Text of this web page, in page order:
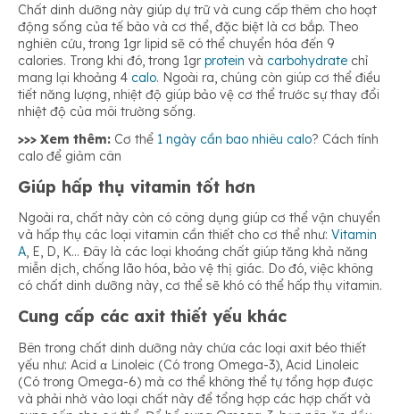
Chất dinh dưỡng này giúp dự trữ và cung cấp thêm cho hoạt
động sống của tế bào và cơ thể, đặc biệt là cơ bắp. Theo
nghiên cứu, trong 1gr lipid sẽ có thể chuyển hóa đến 9
calories. Trong khi đó, trong 1gr protein và carbohydrate chỉ
mang lại khoảng 4 calo. Ngoài ra, chúng còn giúp cơ thể điều
tiết năng lượng, nhiệt độ giúp bảo vệ cơ thể trước sự thay đổi
nhiệt độ của môi trường sống.
>>> Xem thêm: Cơ thể 1 ngày cần bao nhiêu calo? Cách tính
calo để giảm cân
Giúp hấp thụ vitamin tốt hơn
Ngoài ra, chất này còn có công dụng giúp cơ thể vận chuyển
và hấp thụ các loại vitamin cần thiết cho cơ thể như: Vitamin
A, E, D, K… Đây là các loại khoáng chất giúp tăng khả năng
miễn dịch, chống lão hóa, bảo vệ thị giác. Do đó, việc không
có chất dinh dưỡng này, cơ thể sẽ khó có thể hấp thụ vitamin.
Cung cấp các axit thiết yếu khác
Bên trong chất dinh dưỡng này chứa các loại axit béo thiết
yếu như: Acid α Linoleic (Có trong Omega-3), Acid Linoleic
(Có trong Omega-6) mà cơ thể không thể tự tổng hợp được
và phải nhờ vào loại chất này để tổng hợp các hợp chất và